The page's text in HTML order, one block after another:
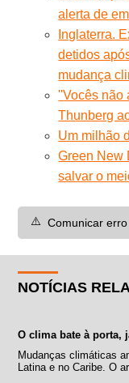
alerta de
Inglaterra.
detidos
mudança
''Vocês não
Thunberg
Um milhão
Green New
salvar o
⚠️ Comunicar erro
NOTÍCIAS
O clima bate à porta,
Mudanças climáticas
Latina e no Caribe. O